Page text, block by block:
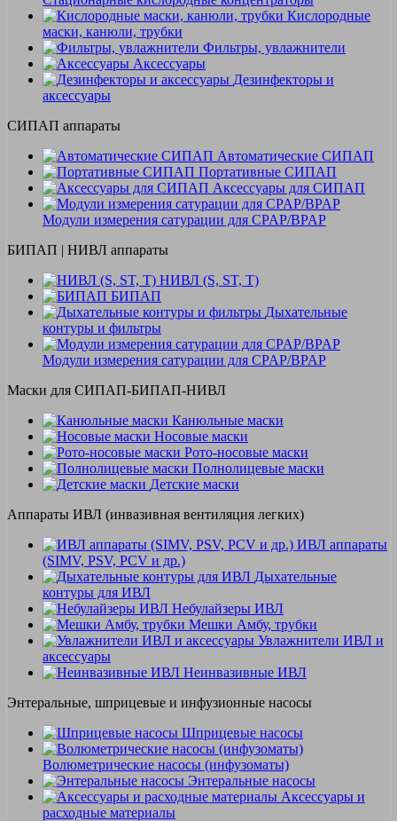
Кислородные
маски, канюли, трубки
Фильтры, увлажнители
Аксессуары
Дезинфекторы и
аксессуары
СИПАП аппараты
Автоматические СИПАП
Портативные СИПАП
Аксессуары для СИПАП
Модули измерения сатурации для CPAP/BPAP
БИПАП | НИВЛ аппараты
НИВЛ (S, ST, T)
БИПАП
Дыхательные
контуры и фильтры
Модули измерения сатурации для CPAP/BPAP
Маски для СИПАП-БИПАП-НИВЛ
Канюльные маски
Носовые маски
Рото-носовые маски
Полнолицевые маски
Детские маски
Аппараты ИВЛ (инвазивная вентиляция легких)
ИВЛ аппараты
(SIMV, PSV, PCV и др.)
Дыхательные
контуры для ИВЛ
Небулайзеры ИВЛ
Мешки Амбу, трубки
Увлажнители ИВЛ и
аксессуары
Неинвазивные ИВЛ
Энтеральные, шприцевые и инфузионные насосы
Шприцевые насосы
Волюметрические насосы (инфузоматы)
Энтеральные насосы
Аксессуары и
расходные материалы